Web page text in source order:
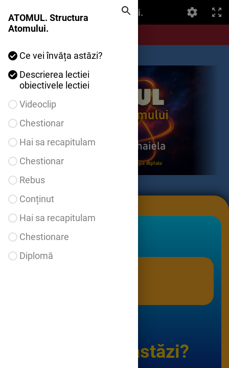
ATOMUL. Structura
Atomului.
Ce vei învăța astăzi?
Descrierea lectiei
obiectivele lectiei
Videoclip
Chestionar
Hai sa recapitulam
Chestionar
Rebus
Conținut
Hai sa recapitulam
Chestionare
Diplomă
ATOMUL. Structura Atomului.
Ce vei învăța astăzi?